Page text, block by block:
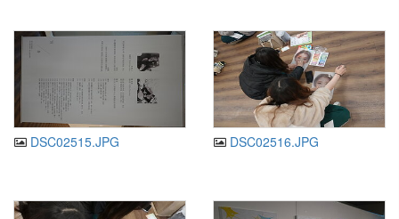
DSC02515.JPG DSC02516.JPG